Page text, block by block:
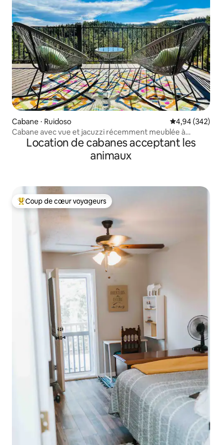
Cabane ⋅ Ruidoso Évaluation
4,94 (342)
Cabane avec vue et jacuzzi récemment meublée à
Midtown
Location de cabanes acceptant les
animaux
Coups de cœur voyageurs les plus appréciés
Coup de cœur voyageurs